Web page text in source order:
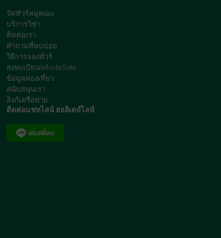
จัดทัวร์หมู่คณะ
บริการวิซ่า
ติดต่อเรา
คำถามที่พบบ่อย
วิธีการจองทัวร์
ลงทะเบียนWholeSale
ข้อมูลท่องเที่ยว
สนับสนุนเรา
ลิงก์เครือข่าย
ติดต่อแชทไลน์ ฮอลิเดย์ไลฟ์